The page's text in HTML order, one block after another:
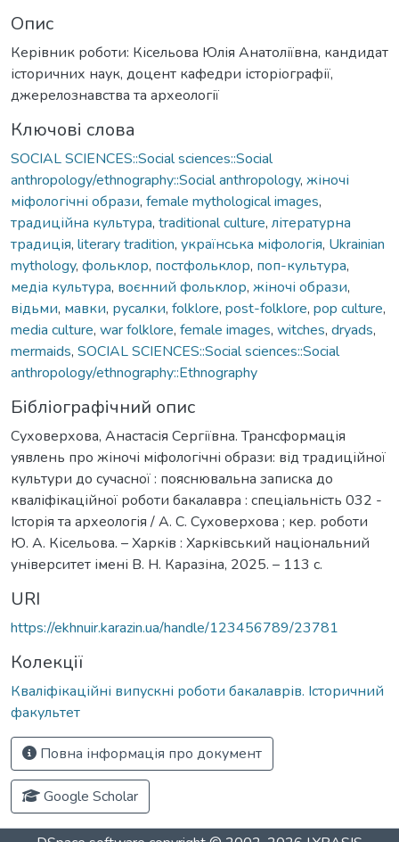
Опис
Керівник роботи: Кісельова Юлія Анатоліївна, кандидат
історичних наук, доцент кафедри історіографії,
джерелознавства та археології
Ключові слова
SOCIAL SCIENCES::Social sciences::Social
anthropology/ethnography::Social anthropology, жіночі
міфологічні образи, female mythological images,
традиційна культура, traditional culture, літературна
традиція, literary tradition, українська міфологія, Ukrainian
mythology, фольклор, постфольклор, поп-культура,
медіа культура, воєнний фольклор, жіночі образи,
відьми, мавки, русалки, folklore, post-folklore, pop culture,
media culture, war folklore, female images, witches, dryads,
mermaids, SOCIAL SCIENCES::Social sciences::Social
anthropology/ethnography::Ethnography
Бібліографічний опис
Суховерхова, Анастасія Сергіївна. Трансформація
уявлень про жіночі міфологічні образи: від традиційної
культури до сучасної : пояснювальна записка до
кваліфікаційної роботи бакалавра : спеціальність 032 -
Історія та археологія / А. С. Суховерхова ; кер. роботи
Ю. А. Кісельова. – Харків : Харківський національний
університет імені В. Н. Каразіна, 2025. – 113 с.
URI
https://ekhnuir.karazin.ua/handle/123456789/23781
Колекції
Кваліфікаційні випускні роботи бакалаврів. Історичний
факультет
Повна інформація про документ
Google Scholar